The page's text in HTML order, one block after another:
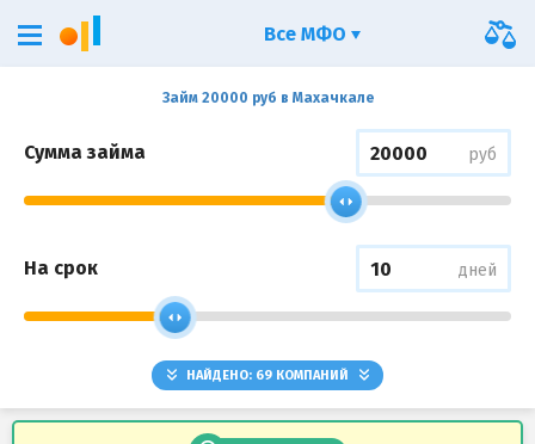
Займ 20000 руб в Махачкале
Сумма займа руб
На срок дней
НАЙДЕНО: 69 КОМПАНИЙ
Все МФО